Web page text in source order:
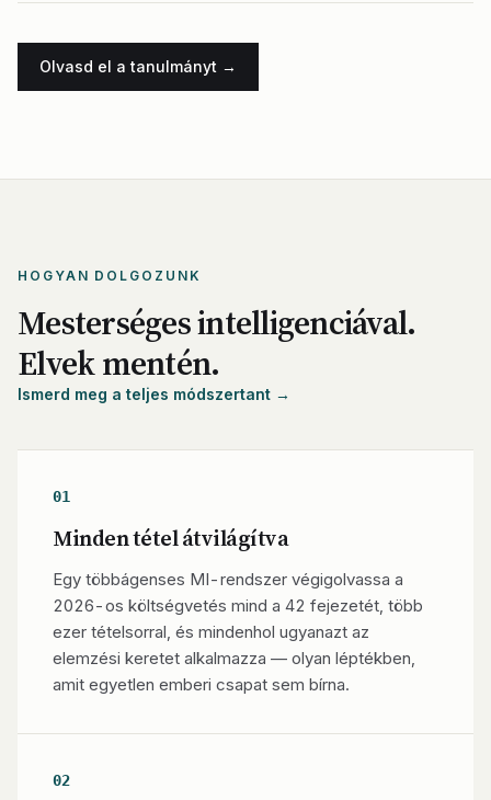
Olvasd el a tanulmányt →
HOGYAN DOLGOZUNK
Mesterséges intelligenciával.
Elvek mentén.
Ismerd meg a teljes módszertant →
01
Minden tétel átvilágítva
Egy többágenses MI-rendszer végigolvassa a
2026-os költségvetés mind a 42 fejezetét, több
ezer tételsorral, és mindenhol ugyanazt az
elemzési keretet alkalmazza — olyan léptékben,
amit egyetlen emberi csapat sem bírna.
02